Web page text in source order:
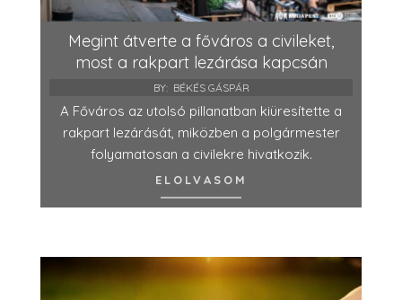
Megint átverte a főváros a civileket,
most a rakpart lezárása kapcsán
BY: BÉKÉS GÁSPÁR
A Főváros az utolsó pillanatban kiüresítette a
rakpart lezárását, miközben a polgármester
folyamatosan a civilekre hivatkozik.
ELOLVASOM